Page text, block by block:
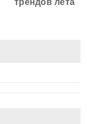
трендов лета